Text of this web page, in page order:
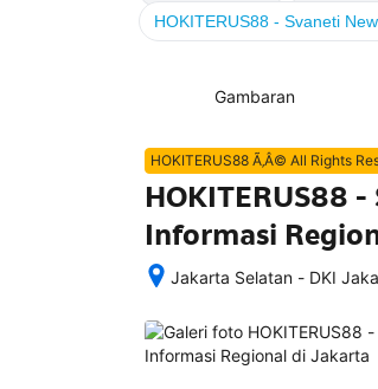
HOKITERUS88 - Svaneti
Gambaran
HOKITERUS88 Ã‚Â© All Rights
HOKITERUS88
Informasi
Jakarta Selatan - DKI
memesan,
semua